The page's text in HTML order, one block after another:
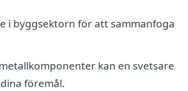
i byggsektorn för att sammanfoga
kan en svetsare
föremål.